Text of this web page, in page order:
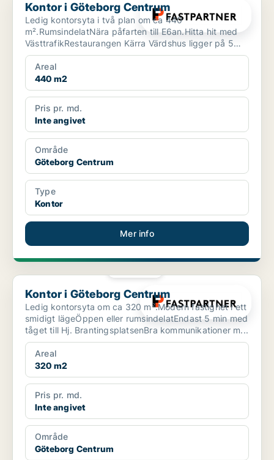
Kontor i Göteborg Centrum
Ledig kontorsyta i två plan om ca 440
m².RumsindelatNära påfarten till E6an.Hitta hit med
VästtrafikRestaurangen Kärra Värdshus ligger på 5
min gångavstånd.S...
Areal
440 m2
Pris pr. md.
Inte angivet
Område
Göteborg Centrum
Type
Kontor
Mer info
Kontor i Göteborg Centrum
Kontor i Göteborg Centrum
Ledig kontorsyta om ca 320 m².Modern fastighet i ett
smidigt lägeÖppen eller rumsindelatEndast 5 min med
tåget till Hj. BrantingsplatsenBra kommunikationer m...
Areal
320 m2
Pris pr. md.
Inte angivet
Område
Göteborg Centrum